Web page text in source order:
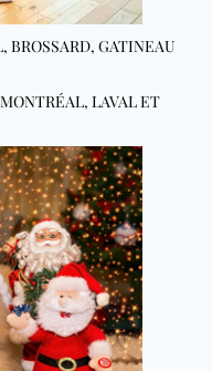
BROSSARD, GATINEAU
LAVAL ET